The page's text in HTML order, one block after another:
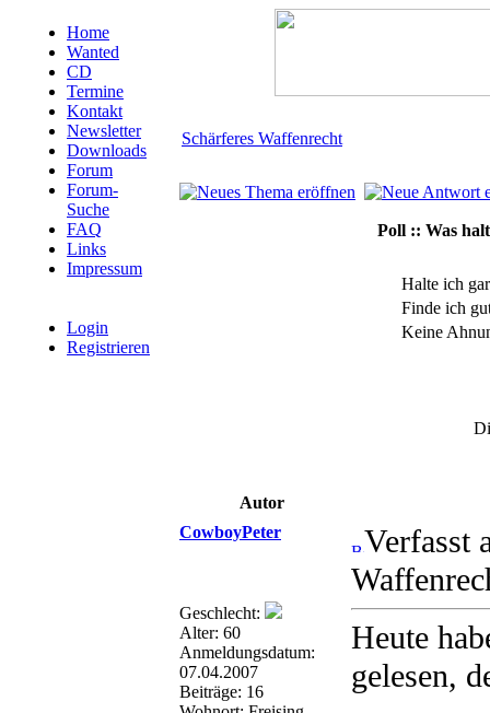
Home
Wanted
CD
Termine
Kontakt
Newsletter
Downloads
Forum
Forum-
Suche
FAQ
Links
Impressum
Login
Registrieren
Schärferes Waffenrecht
Poll :: Was
Halte ich
Finde ich
Keine
Autor
CowboyPeter
Geschlecht:
Alter: 60
Anmeldungsdatum:
07.04.2007
Beiträge: 16
Verfasst
Heute
gelesen,